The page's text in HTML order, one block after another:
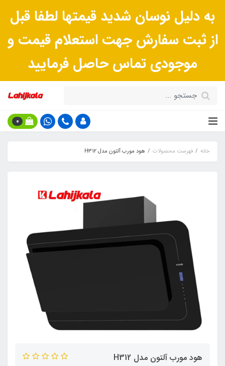
به دلیل نوسان شدید قیمتها لطفا قبل
از ثبت سفارش جهت استعلام قیمت و
موجودی تماس حاصل فرمایید
0
خانه فهرست محصولات هود مورب آلتون مدل H312
هود مورب آلتون مدل H312